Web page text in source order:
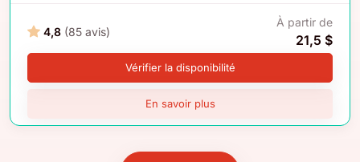
4,8 (85 avis)
À partir de
21,5 $
Vérifier la disponibilité
En savoir plus